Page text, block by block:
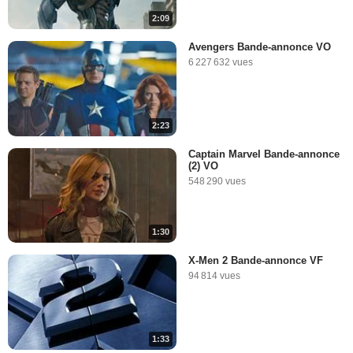
5:30
Les super-héros sans
Les ordinateurs de bord
Les caméos de Stan Lee
2:09
2:23
Avengers Bande-annonce VO
6 227 632 vues
1:30
Captain Marvel Bande-annonce
(2) VO
548 290 vues
1:33
X-Men 2 Bande-annonce VF
94 814 vues